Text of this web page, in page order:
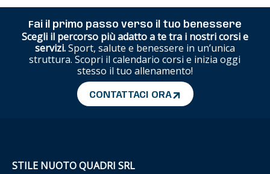
Fai il primo passo verso il tuo benessere
Scegli il percorso più adatto a te tra i nostri corsi e
servizi.Sport, salute e benessere in un’unica
struttura. Scopri il calendario corsi e inizia oggi
stesso il tuo allenamento!
CONTATTACI ORA
STILE NUOTO QUADRI SRL